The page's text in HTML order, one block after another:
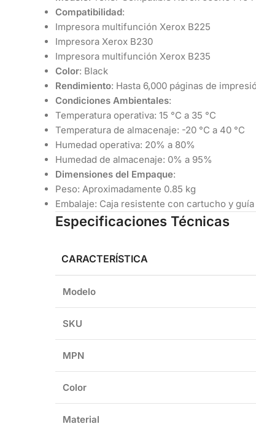
Compatibilidad:
Impresora multifunción Xerox B225
Impresora Xerox B230
Impresora multifunción Xerox B235
Color: Black
Rendimiento: Hasta 6,000 páginas de
Condiciones Ambientales:
Temperatura operativa: 15 °C a 35 °C
Temperatura de almacenaje: -20 °C a 40 °C
Humedad operativa: 20% a 80%
Humedad de almacenaje: 0% a 95%
Dimensiones del Empaque:
Peso: Aproximadamente 0.85 kg
Embalaje: Caja resistente con cartucho y
Especificaciones Técnicas
CARACTERÍSTICA
Modelo
SKU
MPN
Color
Material